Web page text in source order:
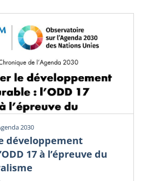
2030
développement
17 à l’épreuve du